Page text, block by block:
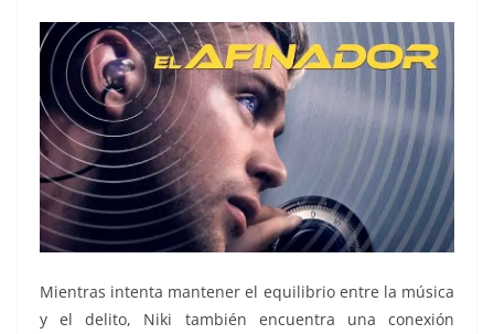
Mientras intenta mantener el equilibrio entre la música
y el delito, Niki también encuentra una conexión